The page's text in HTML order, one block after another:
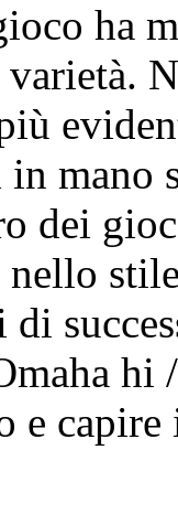
ha
in mano
dei
nello
di
hi
e